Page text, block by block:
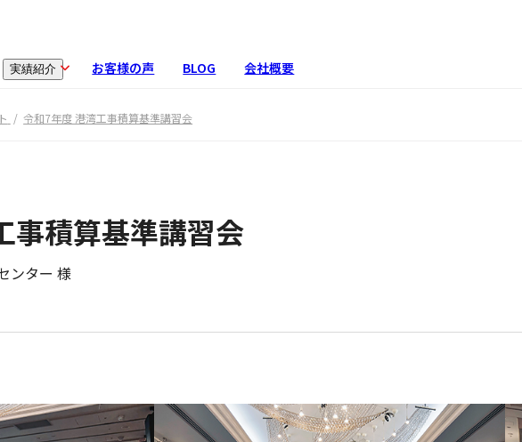
実績紹介 お客様の声 BLOG 会社概要
令和7年度 港湾工事積算基準講習会
事積算基準講習会
ンター 様